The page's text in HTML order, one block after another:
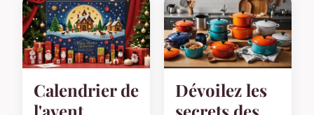
Calendrier de
Dévoilez les